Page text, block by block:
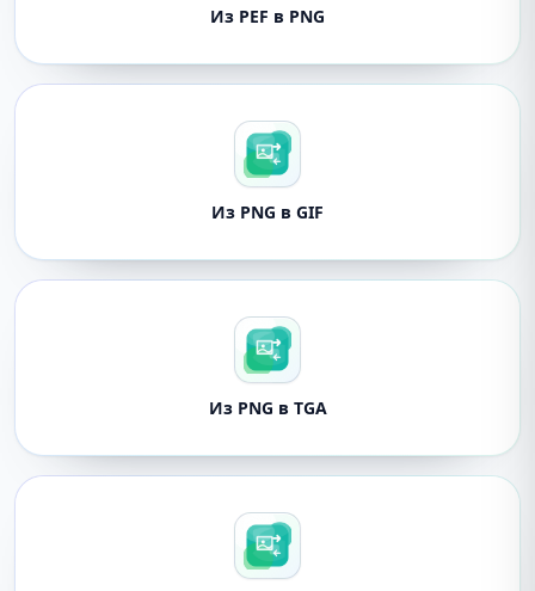
Из PEF в PNG
Из PNG в GIF
Из PNG в TGA